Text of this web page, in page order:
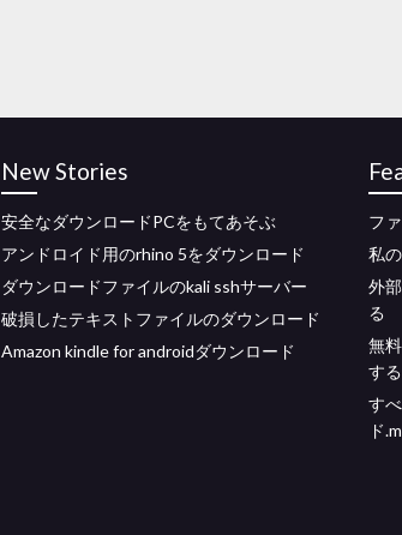
New Stories
安全なダウンロードPCをもてあそぶ
アンドロイド用のrhino 5をダウンロード
ダウンロードファイルのkali sshサーバー
破損したテキストファイルのダウンロード
Amazon kindle for androidダウンロード
フ
私
外
る
無
する
す
ド